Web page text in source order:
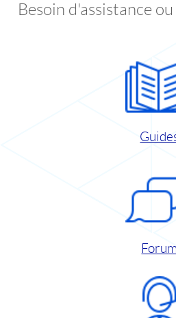
Besoin d'assistance
Forum